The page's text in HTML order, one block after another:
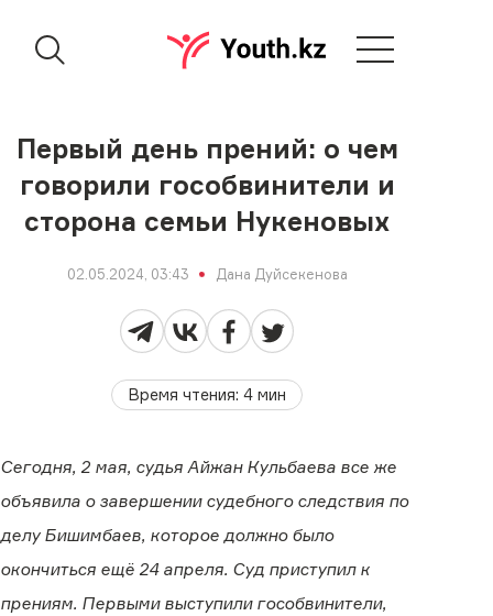
Первый день прений: о чем
говорили гособвинители и
сторона семьи Нукеновых
02.05.2024, 03:43 Дана Дуйсекенова
Время чтения: 4мин
Сегодня, 2 мая, судья Айжан Кульбаева все же
объявила о завершении судебного следствия по
делу Бишимбаев, которое должно было
окончиться ещё 24 апреля. Суд приступил к
прениям. Первыми выступили гособвинители,